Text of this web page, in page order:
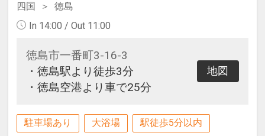
四国
徳島
In 14:00 / Out 11:00
徳島市一番町3-16-3
・徳島駅より徒歩3分
・徳島空港より車で25分
地図
駐車場あり 大浴場 駅徒歩5分以内